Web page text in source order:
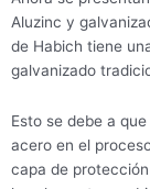
Aluzinc y
de Habich tiene
galvanizado
Esto se debe a
acero en el
capa de